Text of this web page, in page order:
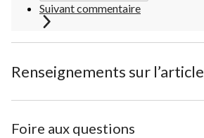
Suivant commentaire
Renseignements sur l’article
Foire aux questions